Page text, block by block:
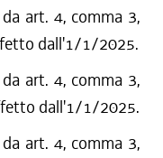
art. 4, comma 3,
dall'1/1/2025.
art. 4, comma 3,
dall'1/1/2025.
art. 4, comma 3,